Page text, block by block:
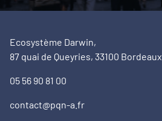
Ecosystème Darwin,
87 quai de Queyries, 33100 Bordeaux
05 56 90 81 00
contact@pqn-a.fr